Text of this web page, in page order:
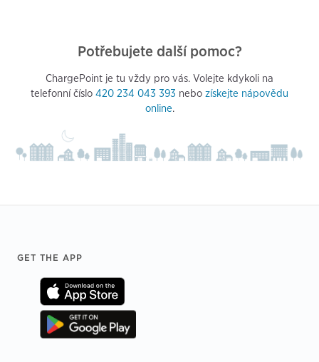
Potřebujete další pomoc?
ChargePoint je tu vždy pro vás. Volejte kdykoli na
telefonní číslo 420 234 043 393 nebo získejte nápovědu
online.
Footer
GET THE APP